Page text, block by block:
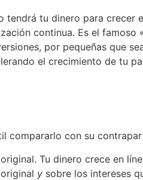
tendrá tu dinero para
continua. Es el
por pequeñas que
el crecimiento de tu
compararlo con su
Tu dinero crece en
y sobre los intereses